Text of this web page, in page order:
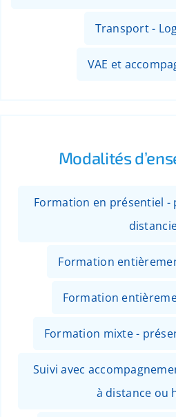
Transport -
VAE et
Modalités
Formation en présentiel -
Formation
Formation
Formation mixte -
Suivi avec
à distance ou